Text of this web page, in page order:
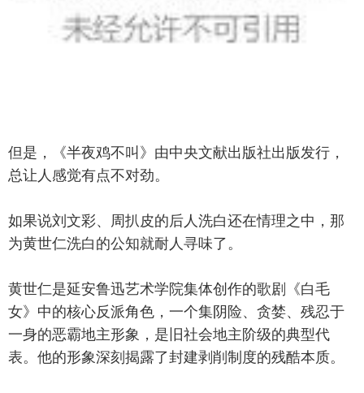
但是，《半夜鸡不叫》由‌中央文献出版社‌出版发行，
总让人感觉有点不对劲。
如果说刘文彩、周扒皮的后人洗白还在情理之中，那
为黄世仁洗白的公知就耐人寻味了。
黄世仁‌是延安鲁迅艺术学院集体创作的歌剧《白毛
女》中的核心反派角色，一个集阴险、贪婪、残忍于
一身的恶霸地主形象，是旧社会地主阶级的典型代
表。他的形象深刻揭露了封建剥削制度的残酷本质。‌‌‌